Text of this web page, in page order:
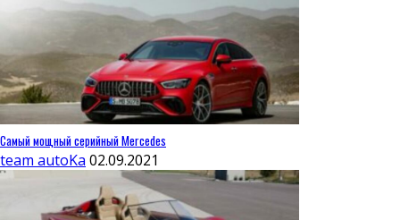
Самый мощный серийный Mercedes
team autoKa 02.09.2021